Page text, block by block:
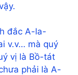
đắc A-la-
v.v… mà quý
vị là Bồ-tát
phải là A-